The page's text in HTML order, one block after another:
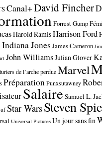
Canal+David Fincher
Forrest Gump
Harold RamisHarrison Ford
Indiana Jones James Cameron
John WilliamsJulian Glover
de l’arche perdue Marvel
Préparation Punxsutawney
Salaire Samuel L.
Star WarsSteven
Universal Pictures Un jour sans fin